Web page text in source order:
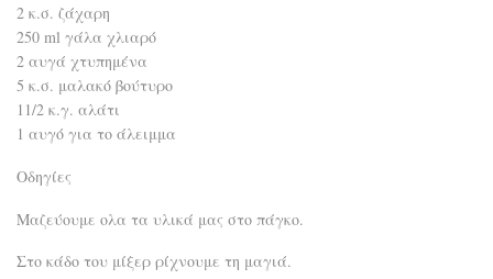
2 κ.σ. ζάχαρη
250 ml γάλα χλιαρό
2 αυγά χτυπημένα
5 κ.σ. μαλακό βούτυρο
11/2 κ.γ. αλάτι
1 αυγό για το άλειμμα
Οδηγίες
Μαζεύουμε ολα τα υλικά μας στο πάγκο.
Στο κάδο του μίξερ ρίχνουμε τη μαγιά.